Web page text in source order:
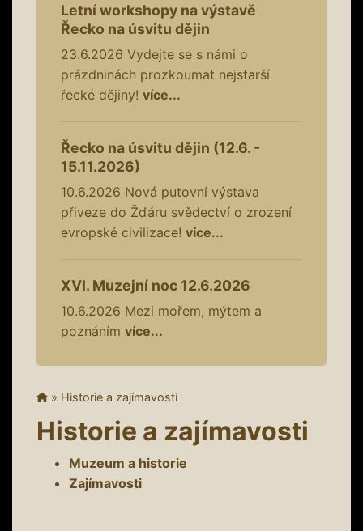
Letní workshopy na výstavě
Řecko na úsvitu dějin
23.6.2026 Vydejte se s námi o
prázdninách prozkoumat nejstarší
řecké dějiny! více...
Řecko na úsvitu dějin (12.6. -
15.11.2026)
10.6.2026 Nová putovní výstava
přiveze do Žďáru svědectví o zrození
evropské civilizace! více...
XVI. Muzejní noc 12.6.2026
10.6.2026 Mezi mořem, mýtem a
poznáním více...
» Historie a zajímavosti
Historie a zajímavosti
Muzeum a historie
Zajímavosti